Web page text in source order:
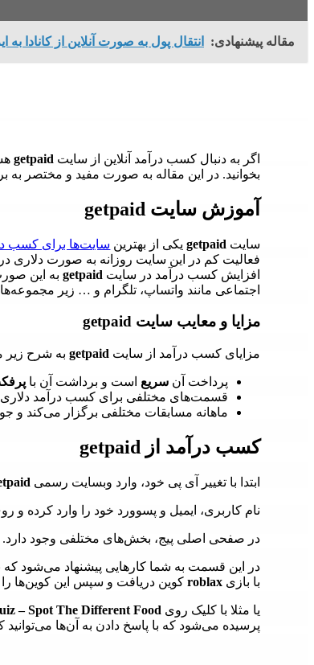
مقاله پیشنهادی: انتقال پول به صورت آنلاین از کانادا به
اگر به دنبال کسب درآمد آنلاین از سایت getpaid
بخوانید. در این مقاله به صورت مفید و مختصر
آموزش سایت getpaid
سایت getpaidیکی از بهترین سایت‌ها برای کسب
فعالیت کم در این سایت روزانه به صورت دلاری
افزایش کسب درآمد در سایت getpaidبه این
اجتماعی مانند واتساپ، تلگرام و … زیر
مزایا و معایب سایت getpaid
مزایای کسب درآمد از سایت getpaidبه شرح زیر
پرداخت آن سریع است و برداشت آن با
قسمت‌های مختلفی برای کسب درآمد دلاری
ماهانه مسابقات مختلفی برگزار می‌کند و
کسب درآمد از getpaid
ابتدا با تغییر آی پی خود، وارد وبسایت رسمی
نام کاربری، ایمیل و پسوورد خود را وارد کرده و
در صفحی اصلی پیج، بخش‌های مختلفی وجود
در این قسمت به شما کارهایی پیشنهاد می‌شود که
با بازی roblaxکوین دریافت و سپس این کوین‌‌ها را
یا مثلا با کلیک روی – Spot The Different Food
پرسیده می‌شود که با پاسخ دادن به آن‌‌ها می‌توانید